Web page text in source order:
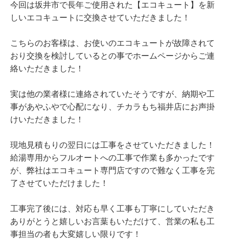
今回は坂井市で長年ご使用された【エコキュート】を新
しいエコキュートに交換させていただきました！
こちらのお客様は、お使いのエコキュートが故障されて
おり交換を検討しているとの事でホームページからご連
絡いただきました！
実は他の業者様に連絡されていたそうですが、納期や工
事があやふやで心配になり、チカラもち福井店にお声掛
けいただきました！
現地見積もりの翌日には工事をさせていただきました！
給湯専用からフルオートへの工事で作業も多かったです
が、弊社はエコキュート専門店ですので難なく工事を完
了させていただけました！
工事完了後には、対応も早く工事も丁寧にしていただき
ありがとうと嬉しいお言葉もいただけて、営業の私も工
事担当の者も大変嬉しい限りです！